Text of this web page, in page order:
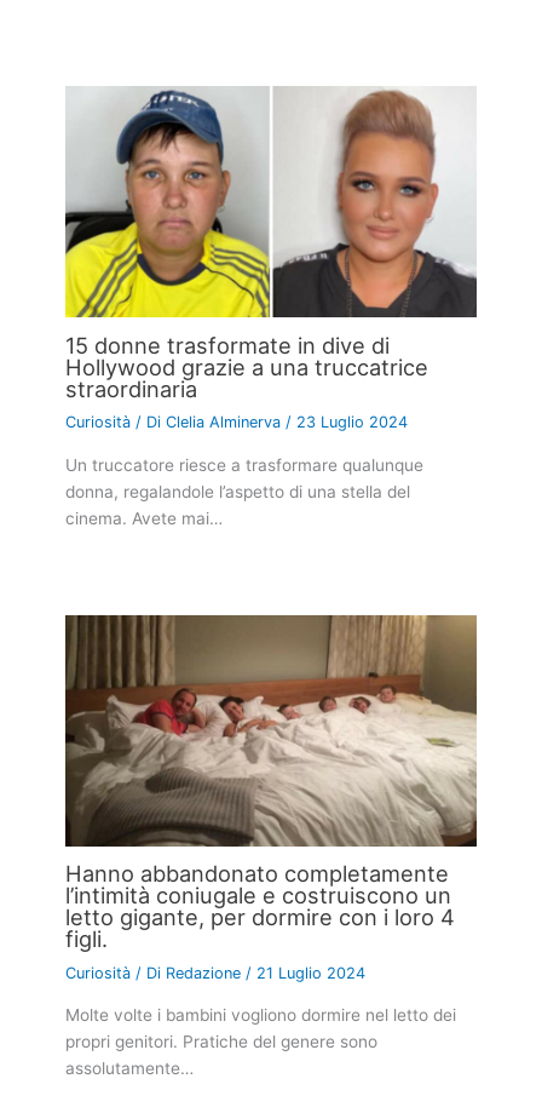
15 donne trasformate in dive di
Hollywood grazie a una truccatrice
straordinaria
Curiosità / DiClelia Alminerva/ 23 Luglio 2024
Un truccatore riesce a trasformare qualunque
donna, regalandole l’aspetto di una stella del
cinema. Avete mai…
Hanno abbandonato completamente
l’intimità coniugale e costruiscono un
letto gigante, per dormire con i loro 4
figli.
Curiosità / Di Redazione / 21 Luglio 2024
Molte volte i bambini vogliono dormire nel letto dei
propri genitori. Pratiche del genere sono
assolutamente…